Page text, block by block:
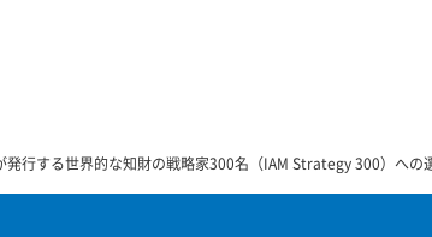
行する世界的な知財の戦略家300名（IAM Strategy 300）への